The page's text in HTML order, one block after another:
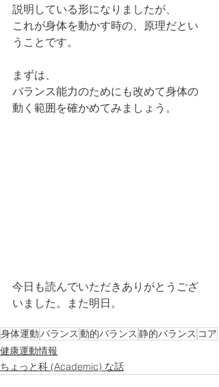
説明している形になりましたが、
これが身体を動かす時の、原理だとい
うことです。
まずは、
バランス能力のためにも改めて身体の
動く範囲を確かめてみましょう。
今日も読んでいただきありがとうござ
いました。また明日。
身体運動バランス 動的バランス 静的バランス コア
健康運動情報
ちょっと科 (Academic) な話